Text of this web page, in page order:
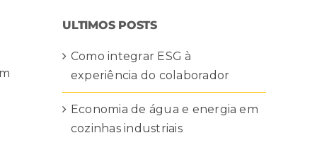
ULTIMOS POSTS
Como integrar ESG à
experiência do colaborador
Economia de água e energia em
cozinhas industriais